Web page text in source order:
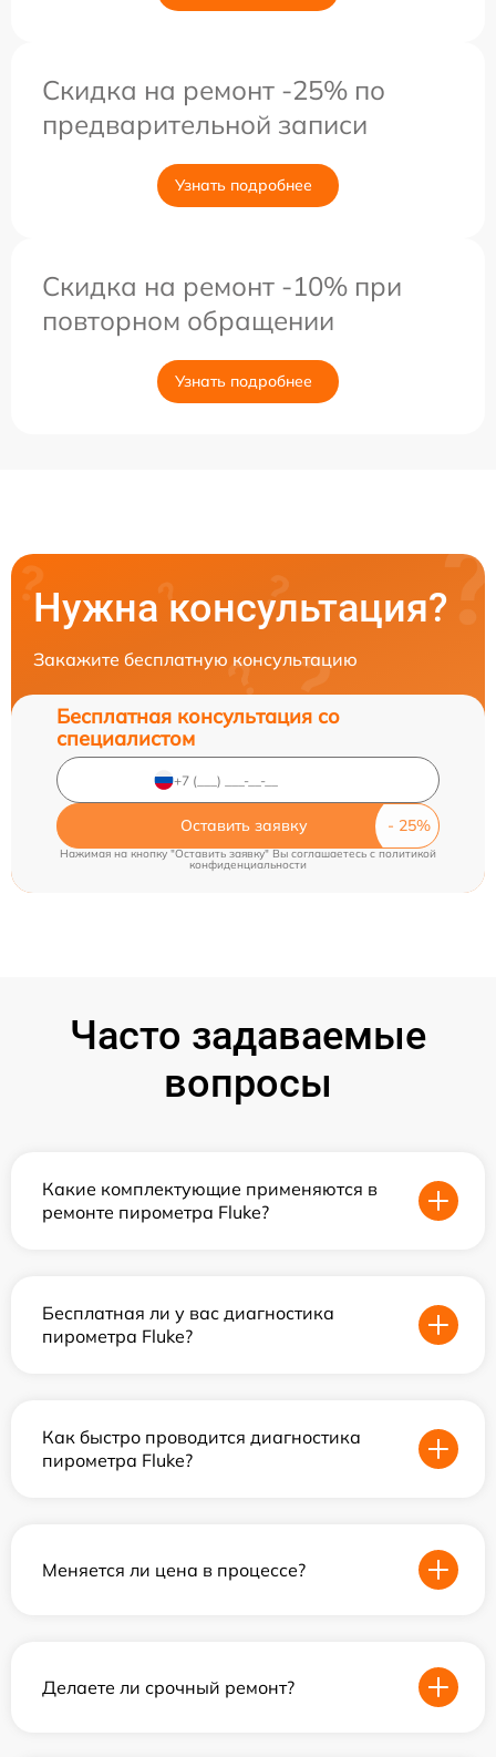
Скидка на ремонт -25% по
предварительной записи
Узнать подробнее
Скидка на ремонт -10% при
повторном обращении
Узнать подробнее
Нужна консультация?
Закажите бесплатную консультацию
Бесплатная консультация со
специалистом
Оставить заявку
Нажимая на кнопку "Оставить заявку" Вы соглашаетесь cполитикой
конфиденциальности
Часто задаваемые
вопросы
Какие комплектующие применяются в
ремонте пирометра Fluke?
Бесплатная ли у вас диагностика
пирометра Fluke?
Как быстро проводится диагностика
пирометра Fluke?
Меняется ли цена в процессе?
Делаете ли срочный ремонт?